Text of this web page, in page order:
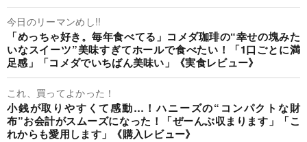
今日のリーマンめし!!
「めっちゃ好き。毎年食べてる」コメダ珈琲の“幸せの塊みた
いなスイーツ”美味すぎてホールで食べたい！「1口ごとに満
足感」「コメダでいちばん美味い」《実食レビュー》
これ、買ってよかった！
小銭が取りやすくて感動…！ハニーズの“コンパクトな財
布”お会計がスムーズになった！「ぜーんぶ収まります」「こ
れからも愛用します」《購入レビュー》